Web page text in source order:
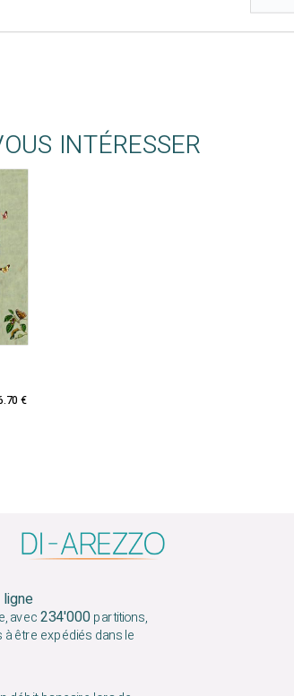
INTÉRESSER
€
avec234'000partitions,
à être expédiés dans le